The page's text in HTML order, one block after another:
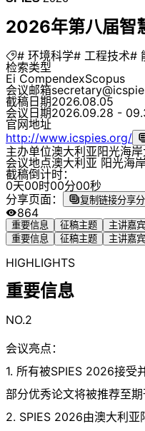
2026年第八届智
# 环境科学# 工程技术#
检索类型
Ei CompendexScopus
会议邮箱
截稿日期2026.08.05
会议日期2026.09.28 -
官网地址
http://www.icspies.org/
主办单位澳大利亚阳光海
会议地点澳大利亚 阳光海
截稿倒计时：
0天00时00分00秒
分享页面：
复制链接分享
864
重要信息 征稿主题 主讲嘉宾
重要信息
征稿主题 主讲嘉宾
HIGHLIGHTS
重要信息
NO.2
会议亮点：
1. 所有被SPIES 2026接受
部分优秀论文将被推荐至
2. SPIES 2026由澳大利